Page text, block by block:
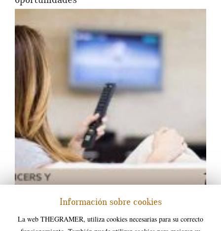
Los influencers y la tv.
Información sobre cookies
La web THEGRAMER, utiliza cookies necesarias para su correcto